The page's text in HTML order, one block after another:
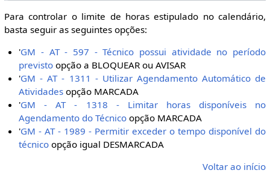
Para controlar o limite de horas estipulado no calendário,
basta seguir as seguintes opções:
'GM - AT - 597 - Técnico possui atividade no período
previsto opção a BLOQUEAR ou AVISAR
'GM - AT - 1311 - Utilizar Agendamento Automático de
Atividades opção MARCADA
'GM - AT - 1318 - Limitar horas disponíveis no
Agendamento do Técnico opção MARCADA
'GM - AT - 1989 - Permitir exceder o tempo disponível do
técnico opção igual DESMARCADA
Voltar ao início